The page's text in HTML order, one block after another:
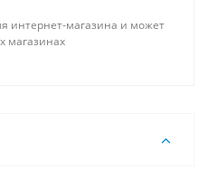
интернет-магазина и может
магазинах